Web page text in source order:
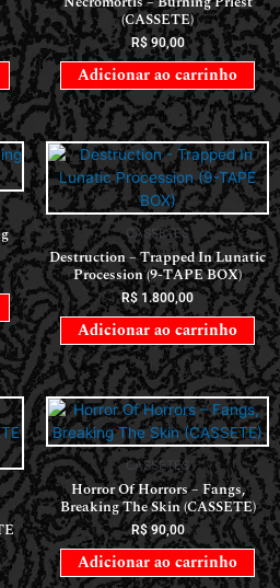
(CASSETE)
R$90,00
Adicionar ao carrinho
CASSETES
Destruction – Trapped In Lunatic
Procession (9-TAPE BOX)
R$ 1.800,00
Adicionar ao carrinho
CASSETES
Horror Of Horrors ‎– Fangs,
Breaking The Skin (CASSETE)
R$90,00
Adicionar ao carrinho